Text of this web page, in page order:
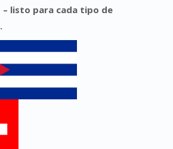
listo para cada tipo de